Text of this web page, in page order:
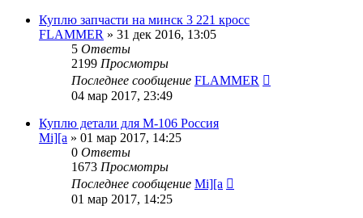
Куплю запчасти на минск 3 221 кросс
FLAMMER » 31 дек 2016, 13:05
5 Ответы
2199 Просмотры
Последнее сообщение FLAMMER
04 мар 2017, 23:49
Куплю детали для М-106 Россия
Mi][a » 01 мар 2017, 14:25
0 Ответы
1673 Просмотры
Последнее сообщение Mi][a
01 мар 2017, 14:25